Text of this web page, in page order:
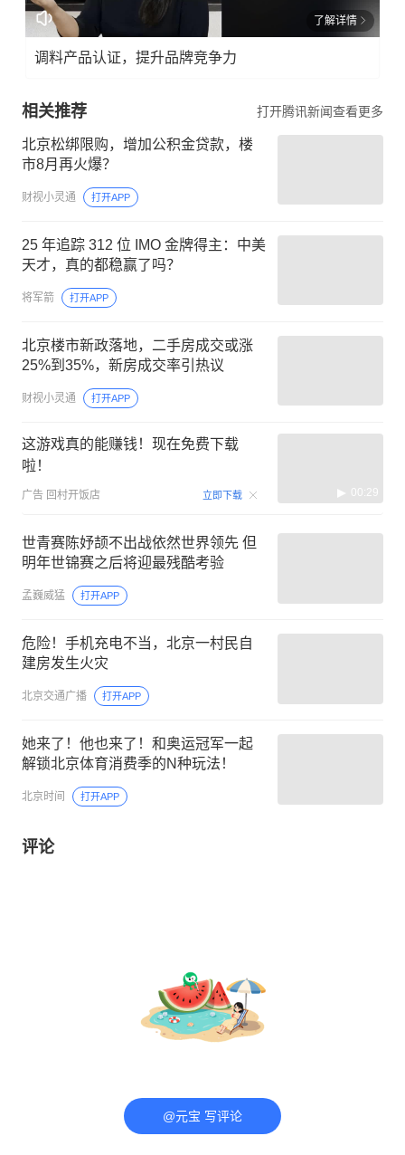
了解详情
调料产品认证，提升品牌竞争力
相关推荐 打开腾讯新闻查看更多
北京松绑限购，增加公积金贷款，楼
市8月再火爆？
财视小灵通 打开APP
25 年追踪 312 位 IMO 金牌得主：中美
天才，真的都稳赢了吗？
将军箭 打开APP
北京楼市新政落地，二手房成交或涨
25%到35%，新房成交率引热议
财视小灵通 打开APP
这游戏真的能赚钱！现在免费下载
啦！
广告 回村开饭店 立即下载 00:29
世青赛陈妤颉不出战依然世界领先 但
明年世锦赛之后将迎最残酷考验
孟巍威猛 打开APP
危险！手机充电不当，北京一村民自
建房发生火灾
北京交通广播 打开APP
她来了！他也来了！和奥运冠军一起
解锁北京体育消费季的N种玩法！
北京时间 打开APP
评论
@元宝 写评论